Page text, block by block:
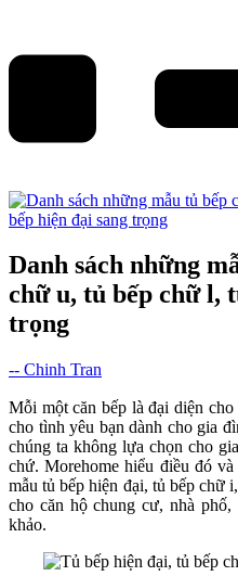
Danh sách những
chữ u, tủ bếp chữ l,
trọng
-- Chinh Tran
Mỗi một căn bếp là đại diện
cho tình yêu bạn dành cho gia
chúng ta không lựa chọn cho
chứ. Morehome hiểu điều đó
mẫu tủ bếp hiện đại, tủ bếp chữ
cho căn hộ chung cư, nhà
khảo.